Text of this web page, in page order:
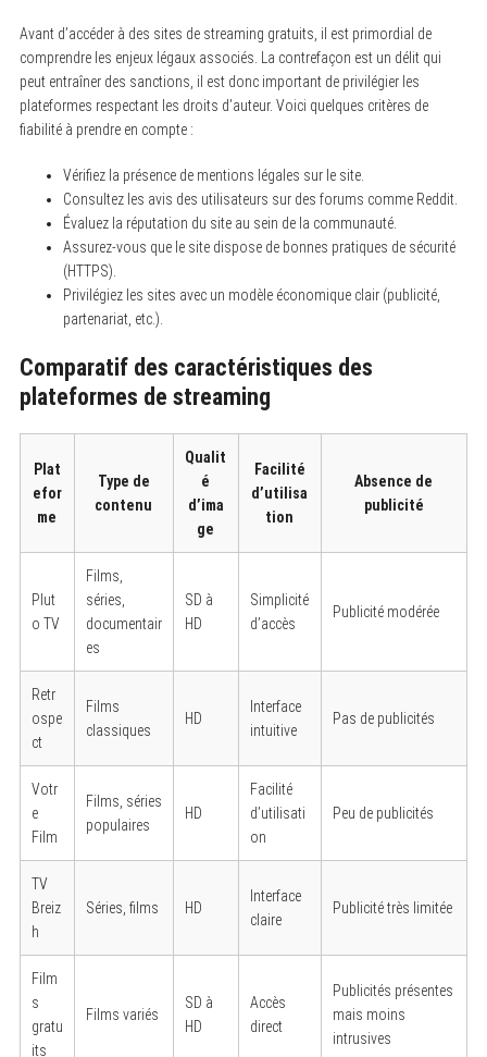
Avant d’accéder à des sites de streaming gratuits, il est primordial de
comprendre les enjeux légaux associés. La contrefaçon est un délit qui
peut entraîner des sanctions, il est donc important de privilégier les
plateformes respectant les droits d’auteur. Voici quelques critères de
fiabilité à prendre en compte :
Vérifiez la présence de mentions légales sur le site.
Consultez les avis des utilisateurs sur des forums comme Reddit.
Évaluez la réputation du site au sein de la communauté.
Assurez-vous que le site dispose de bonnes pratiques de sécurité
(HTTPS).
Privilégiez les sites avec un modèle économique clair (publicité,
partenariat, etc.).
Comparatif des caractéristiques des
plateformes de streaming
Plat
efor
me
Type de
contenu
Qualit
é
d’ima
ge
Facilité
d’utilisa
tion
Absence de
publicité
Plut
o TV
Films,
séries,
documentair
es
SD à
HD
Simplicité
d’accès
Publicité modérée
Retr
ospe
ct
Films
classiques
HD
Interface
intuitive
Pas de publicités
Votr
e
Film
Films, séries
populaires
HD
Facilité
d’utilisati
on
Peu de publicités
TV
Breiz
h
Séries, films HD
Interface
claire
Publicité très limitée
Film
s
gratu
its
Films variés
SD à
HD
Accès
direct
Publicités présentes
mais moins
intrusives
h
: